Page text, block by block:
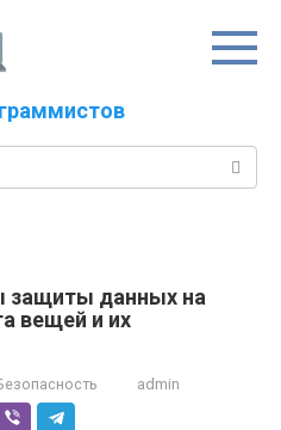
данных на
вещей и их
admin